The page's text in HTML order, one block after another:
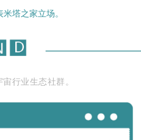
塔之家立场。
行业生态社群。